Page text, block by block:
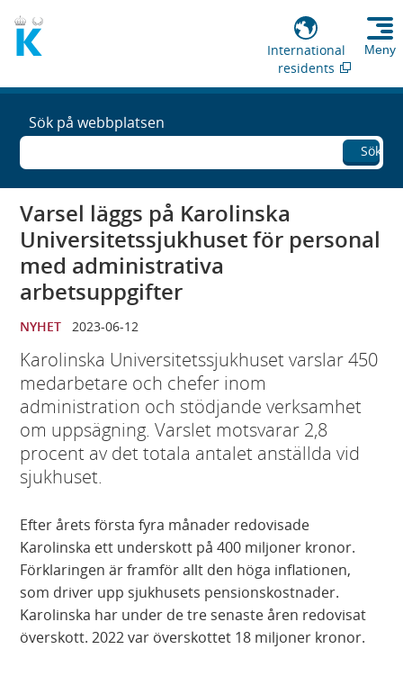
International
residents
Meny
Sök på webbplatsen
Sök
Varsel läggs på Karolinska
Universitetssjukhuset för personal
med administrativa
arbetsuppgifter
NYHET 2023-06-12
Karolinska Universitetssjukhuset varslar 450
medarbetare och chefer inom
administration och stödjande verksamhet
om uppsägning. Varslet motsvarar 2,8
procent av det totala antalet anställda vid
sjukhuset.
Efter årets första fyra månader redovisade
Karolinska ett underskott på 400 miljoner kronor.
Förklaringen är framför allt den höga inflationen,
som driver upp sjukhusets pensionskostnader.
Karolinska har under de tre senaste åren redovisat
överskott. 2022 var överskottet 18 miljoner kronor.